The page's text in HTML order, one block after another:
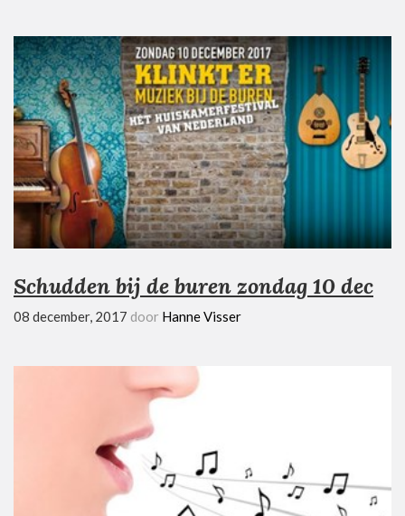
Schudden bij de buren zondag 10 dec
08 december, 2017 door Hanne Visser